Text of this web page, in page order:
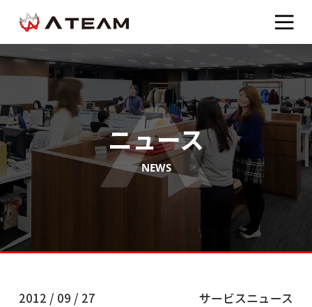
ニュース
NEWS
2012 / 09 / 27
サービスニュース